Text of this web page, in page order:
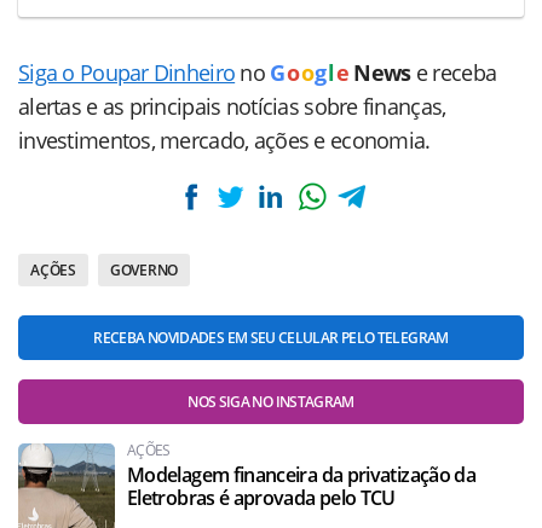
Siga o Poupar Dinheiro no Goog le News e receba
alertas e as principais notícias sobre finanças,
investimentos, mercado, ações e economia.
AÇÕES GOVERNO
RECEBA NOVIDADES EM SEU CELULAR PELO TELEGRAM
NOS SIGA NO INSTAGRAM
AÇÕES
Modelagem financeira da privatização da
Eletrobras é aprovada pelo TCU